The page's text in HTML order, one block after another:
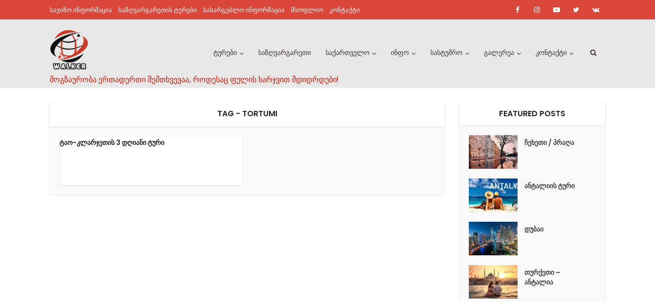
სავიზო ინფორმაცია საზღვარგარეთის ტურები სასარგებლო ინფორმაცია მსოფლიო კონტაქტი
მოგზაურობა ერთადერთი შემთხვევაა, როდესაც ფულის ხარჯვით მდიდრდები!
ტურები საზღვარგარეთი საქართველო ინფო სასტუმრო გალერეა კონტაქტი
TAG - TORTUMI
ტაო-კლარჯეთის 3 დღიანი ტური
FEATURED POSTS
ჩეხეთი / პრაღა
ანტალიის ტური
დუბაი
თურქეთი –
ანტალია